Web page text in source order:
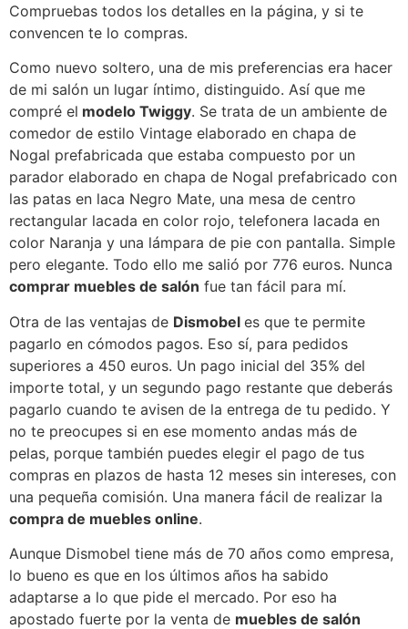
Compruebas todos los detalles en la página, y si te
convencen te lo compras.
Como nuevo soltero, una de mis preferencias era hacer
de mi salón un lugar íntimo, distinguido. Así que me
compré el modelo Twiggy. Se trata de un ambiente de
comedor de estilo Vintage elaborado en chapa de
Nogal prefabricada que estaba compuesto por un
parador elaborado en chapa de Nogal prefabricado con
las patas en laca Negro Mate, una mesa de centro
rectangular lacada en color rojo, telefonera lacada en
color Naranja y una lámpara de pie con pantalla. Simple
pero elegante. Todo ello me salió por 776 euros. Nunca
comprar muebles de salón fue tan fácil para mí.
Otra de las ventajas de Dismobel es que te permite
pagarlo en cómodos pagos. Eso sí, para pedidos
superiores a 450 euros. Un pago inicial del 35% del
importe total, y un segundo pago restante que deberás
pagarlo cuando te avisen de la entrega de tu pedido. Y
no te preocupes si en ese momento andas más de
pelas, porque también puedes elegir el pago de tus
compras en plazos de hasta 12 meses sin intereses, con
una pequeña comisión. Una manera fácil de realizar la
compra de muebles online.
Aunque Dismobel tiene más de 70 años como empresa,
lo bueno es que en los últimos años ha sabido
adaptarse a lo que pide el mercado. Por eso ha
apostado fuerte por la venta de muebles de salón